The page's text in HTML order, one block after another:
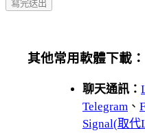
其他常用軟體下載：
聊天通訊：
Telegram 、
Signal(取代